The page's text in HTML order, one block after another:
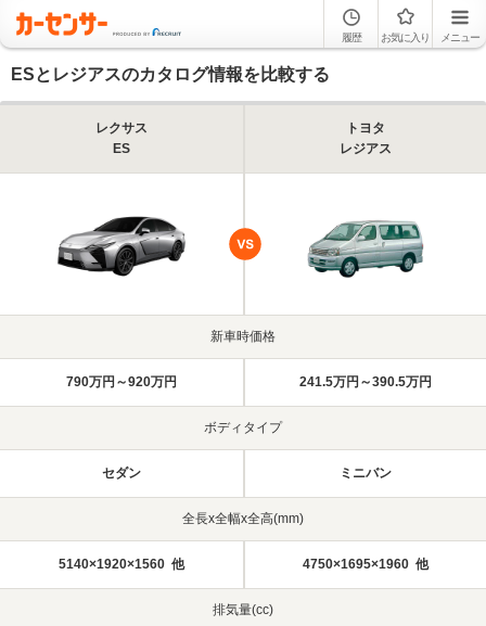
履歴 お気に入り メニュー
ESとレジアスのカタログ情報を比較する
レクサス
ES
トヨタ
レジアス
新車時価格
790万円～920万円 241.5万円～390.5万円
ボディタイプ
セダン ミニバン
全長x全幅x全高(mm)
5140×1920×1560 他 4750×1695×1960 他
排気量(cc)